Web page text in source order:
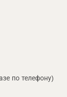
по телефону)